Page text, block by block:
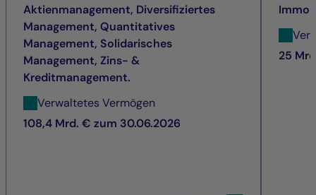
Aktienmanagement, Diversifiziertes
Management, Quantitatives
Management, Solidarisches
Management, Zins- &
Kreditmanagement.
Verwaltetes Vermögen
108,4 Mrd. € zum 30.06.2026
25